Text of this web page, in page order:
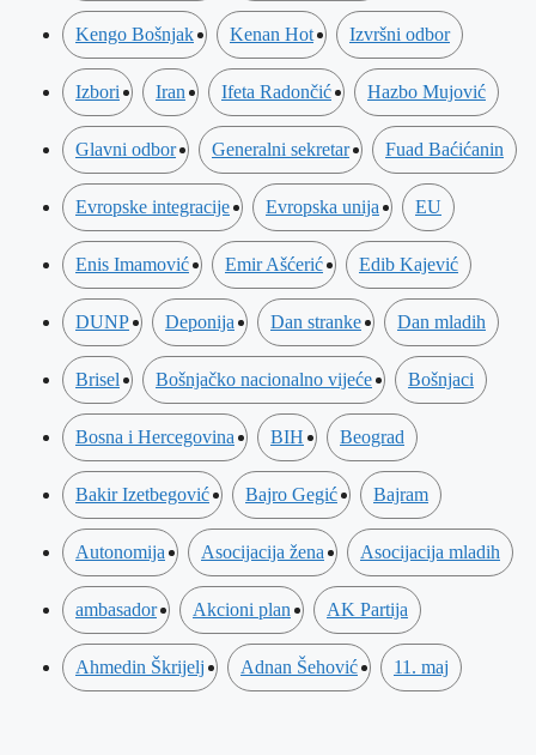
Kengo Bošnjak Kenan Hot Izvršni odbor
Izbori Iran Ifeta Radončić Hazbo Mujović
Glavni odbor Generalni sekretar Fuad Baćićanin
Evropske integracije Evropska unija EU
Enis Imamović Emir Ašćerić Edib Kajević
DUNP Deponija Dan stranke Dan mladih
Brisel Bošnjačko nacionalno vijeće Bošnjaci
Bosna i Hercegovina BIH Beograd
Bakir Izetbegović Bajro Gegić Bajram
Autonomija Asocijacija žena Asocijacija mladih
ambasador Akcioni plan AK Partija
Ahmedin Škrijelj Adnan Šehović 11. maj